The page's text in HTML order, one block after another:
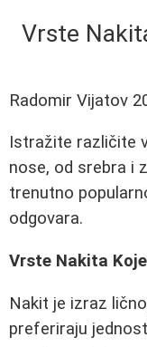
Vrste
Radomir Vijatov
Istražite različite
nose, od srebra i
trenutno
odgovara.
Vrste Nakita
Nakit je izraz
preferiraju